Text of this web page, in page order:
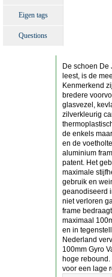
Eigen tags
Questions
De schoen De
leest, is de
Kenmerkend
bredere
glasvezel,
zilverkleurig
de enkels
en de
aluminium
patent. Het
maximale
gebruik en
geanodiseerd
niet verloren
frame
maximaal
en in
Nederland
100mm Gyro
hoge
voor een lage